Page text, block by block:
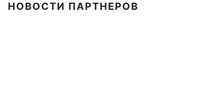
НОВОСТИ ПАРТНЕРОВ